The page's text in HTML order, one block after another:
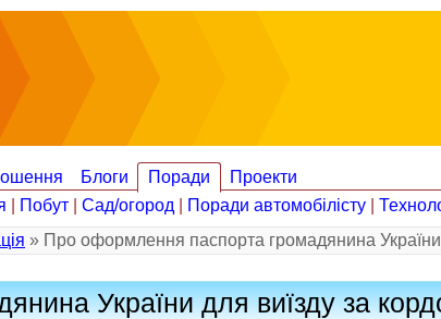
Блоги Поради
Проекти
Побут Сад/огород Поради автомобілісту
» Про оформлення паспорта громадянина України
України для виїзду за